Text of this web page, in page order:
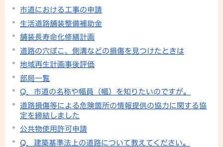
市道における工事の申請
生活道路舗装整備補助金
舗装長寿命化修繕計画
道路の穴ぼこ、側溝などの損傷を見つけたときは
地域再生計画事後評価
部局一覧
Q．市道の名称や幅員（幅）を知りたいのですが。
道路損傷等による危険箇所の情報提供の協力に関する協
定を締結しました
公共物使用許可申請
Q．建築基準法上の道路について教えてください。